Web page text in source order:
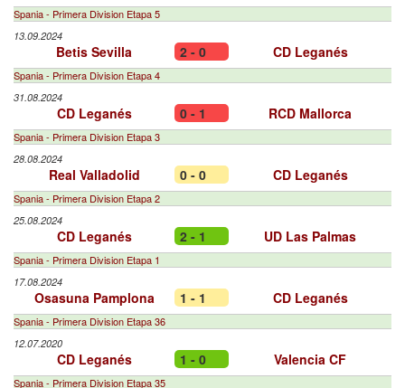
Spania - Primera Division Etapa 5
13.09.2024
Betis Sevilla 2 - 0 CD Leganés
Spania - Primera Division Etapa 4
31.08.2024
CD Leganés 0 - 1 RCD Mallorca
Spania - Primera Division Etapa 3
28.08.2024
Real Valladolid 0 - 0 CD Leganés
Spania - Primera Division Etapa 2
25.08.2024
CD Leganés 2 - 1 UD Las Palmas
Spania - Primera Division Etapa 1
17.08.2024
Osasuna Pamplona 1 - 1 CD Leganés
Spania - Primera Division Etapa 36
12.07.2020
CD Leganés 1 - 0 Valencia CF
Spania - Primera Division Etapa 35